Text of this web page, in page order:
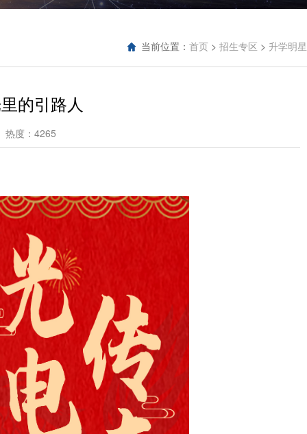
当前位置： 首页 > 招生专区 > 升学明星
的引路人
热度：4265